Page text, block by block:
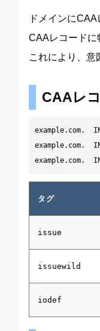
ドメインに
CAAレコードに
これにより、意
CAAレ
example.com.
example.com.
example.com.
タグ
issue
issuewild
iodef